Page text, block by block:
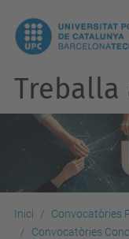
Treballa
Inici
Convocatòries
Convocatòries